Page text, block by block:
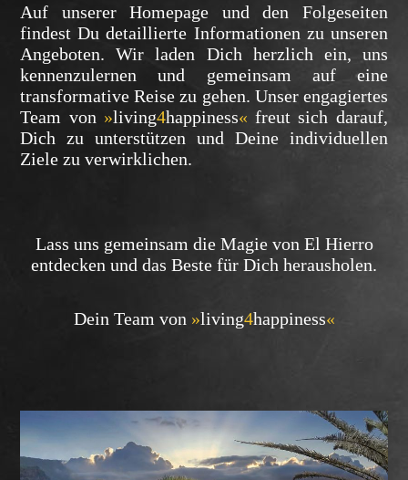
Auf unserer Homepage und den Folgeseiten
findest Du detaillierte Informationen zu unseren
Angeboten. Wir laden Dich herzlich ein, uns
kennenzulernen und gemeinsam auf eine
transformative Reise zu gehen. Unser engagiertes
Team von »living4happiness« freut sich darauf,
Dich zu unterstützen und Deine individuellen
Ziele zu verwirklichen.
Lass uns gemeinsam die Magie von El Hierro
entdecken und das Beste für Dich herausholen.
Dein Team von »living4happiness«